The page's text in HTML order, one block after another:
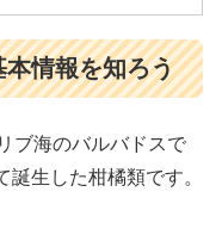
情報を知ろう
ブ海のバルバドスで
生した柑橘類です。